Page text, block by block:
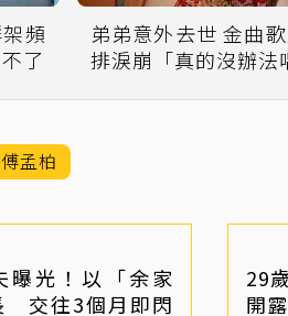
頻
了
弟弟意外去世 金曲歌后彩
排淚崩「真的沒辦法
傅孟柏
曝光！以「余家
交往3個月即閃
29
開